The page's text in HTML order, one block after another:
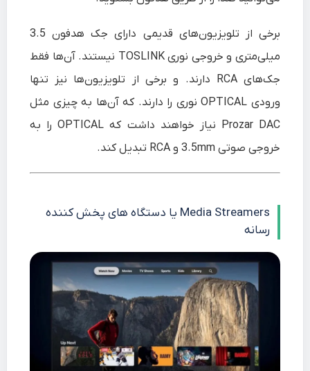
برخی از تلویزیون‌های قدیمی دارای جک هدفون 3.5
میلی‌متری و خروجی نوری TOSLINK نیستند. آن‌ها فقط
جک‌های RCA دارند. و برخی از تلویزیون‌ها نیز تنها
ورودی OPTICAL نوری را دارند. که آن‌ها به چیزی مثل
Prozar DAC نیاز خواهند داشت که OPTICAL را به
خروجی صوتی 3.5mm و RCA تبدیل کند.
Media Streamers یا دستگاه های پخش کننده
رسانه